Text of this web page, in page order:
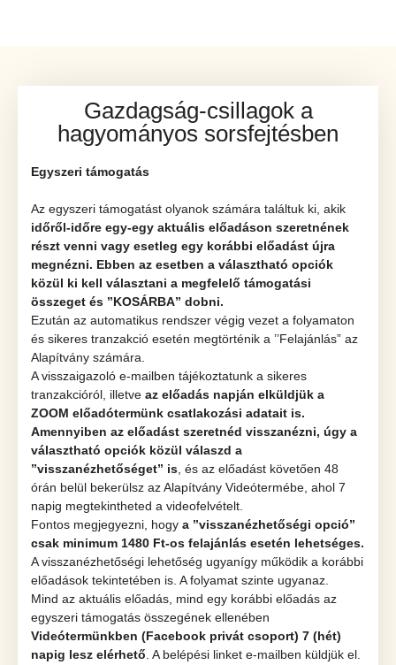
Gazdagság-csillagok a
hagyományos sorsfejtésben
Egyszeri támogatás
Az egyszeri támogatást olyanok számára találtuk ki, akik
időről-időre egy-egy aktuális előadáson szeretnének
részt venni vagy esetleg egy korábbi előadást újra
megnézni. Ebben az esetben a választható opciók
közül ki kell választani a megfelelő támogatási
összeget és ’’KOSÁRBA” dobni.
Ezután az automatikus rendszer végig vezet a folyamaton
és sikeres tranzakció esetén megtörténik a ’’Felajánlás” az
Alapítvány számára.
A visszaigazoló e-mailben tájékoztatunk a sikeres
tranzakcióról, illetve az előadás napján elküldjük a
ZOOM előadótermünk csatlakozási adatait is.
Amennyiben az előadást szeretnéd visszanézni, úgy a
választható opciók közül válaszd a
’’visszanézhetőséget” is , és az előadást követően 48
órán belül bekerülsz az Alapítvány Videótermébe, ahol 7
napig megtekintheted a videofelvételt.
Fontos megjegyezni, hogy a ’’visszanézhetőségi opció”
csak minimum 1480 Ft-os felajánlás esetén lehetséges.
A visszanézhetőségi lehetőség ugyanígy működik a korábbi
előadások tekintetében is. A folyamat szinte ugyanaz.
Mind az aktuális előadás, mind egy korábbi előadás az
egyszeri támogatás összegének ellenében
Videótermünkben (Facebook privát csoport) 7 (hét)
napig lesz elérhető . A belépési linket e-mailben küldjük el.